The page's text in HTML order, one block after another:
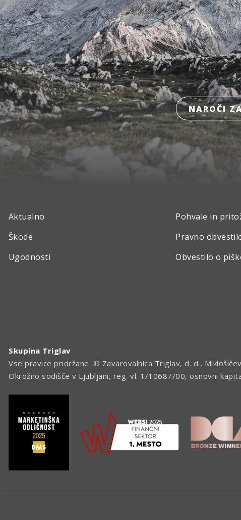
NAROČI
Aktualno
Škode
Ugodnosti
Pohvale in
Pravno
Obvestilo o
Skupina Triglav
Vse pravice pridržane. © Zavarovalnica Triglav, d. d.,
Okrožno sodišče v Ljubljani, reg. vl. 1/10687/00, osnovni